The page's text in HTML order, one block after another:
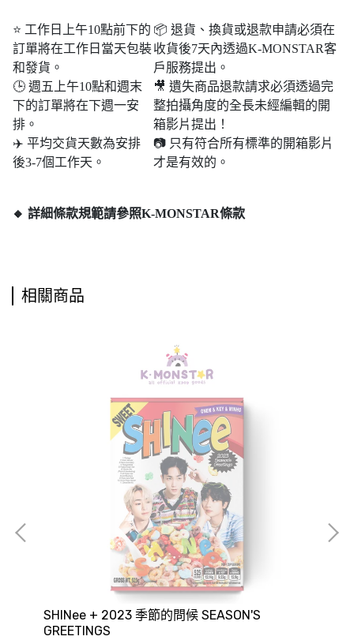
⭐ 工作日上午10點前下的
訂單將在工作日當天包裝
和發貨。
🕒 週五上午10點和週末​​
下的訂單將在下週一安
排。
✈️ 平均交貨天數為安排
後3-7個工作天。
📦 退貨、換貨或退款申請必須在
收貨後7天內透過K-MONSTAR客
戶服務提出。
🎥 遺失商品退款請求必須透過完
整拍攝角度的全長未經編輯的開
箱影片提出！
📷 只有符合所有標準的開箱影片
才是有效的。
🔸 詳細條款規範請參照K-MONSTAR條款
相關商品
SHINee + 2023 季節的問候 SEASON'S
GREETINGS